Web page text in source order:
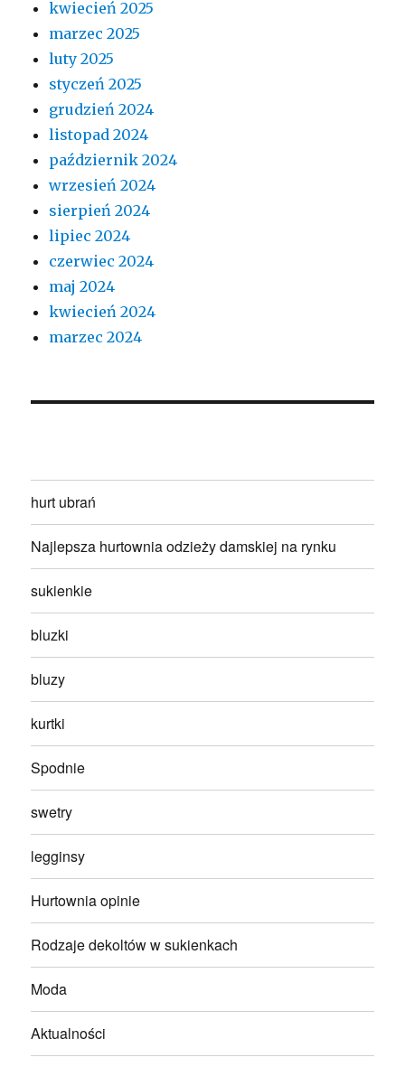
kwiecień 2025
marzec 2025
luty 2025
styczeń 2025
grudzień 2024
listopad 2024
październik 2024
wrzesień 2024
sierpień 2024
lipiec 2024
czerwiec 2024
maj 2024
kwiecień 2024
marzec 2024
hurt ubrań
Najlepsza hurtownia odzieży damskiej na rynku
sukienkie
bluzki
bluzy
kurtki
Spodnie
swetry
legginsy
Hurtownia opinie
Rodzaje dekoltów w sukienkach
Moda
Aktualności